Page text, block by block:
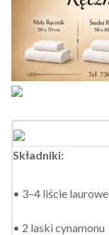
Składniki:
• 3–4 liście laurowe
• 2 laski cynamonu